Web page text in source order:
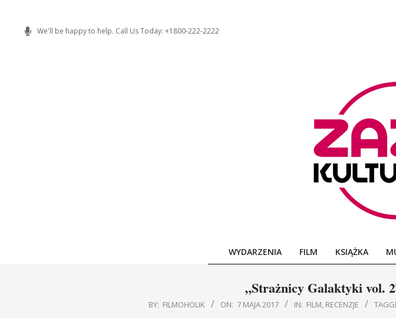
content
We'll be happy to help. Call Us Today: +1800-222-2222
WYDARZENIA FILM KSIĄŻKA
„Strażnicy Galaktyki vol.
BY: FILMOHOLIK ON: 7 MAJA 2017 IN: FILM, RECENZJE